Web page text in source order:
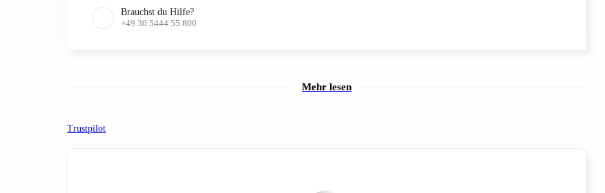
Brauchst du Hilfe?
+49 30 5444 55 800
Mehr lesen
Trustpilot